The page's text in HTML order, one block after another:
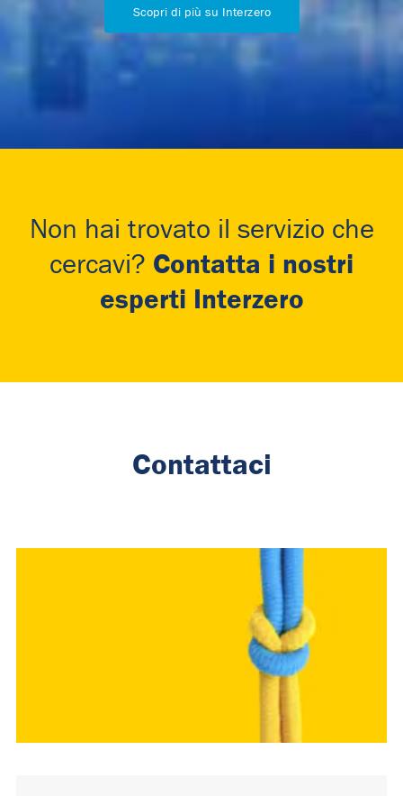
Scopri di più su Interzero
Non hai trovato il servizio che
cercavi? Contatta i nostri
esperti Interzero
Contattaci